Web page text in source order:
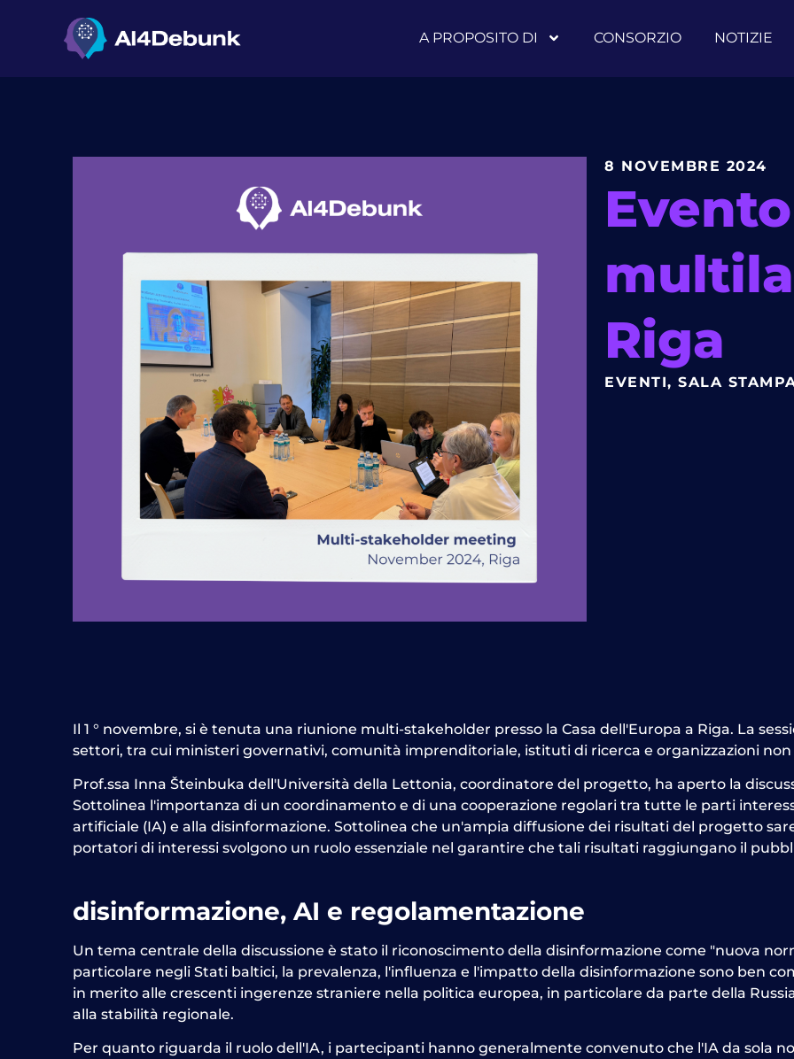
A PROPOSITO DI CONSORZIO NOTIZIE
8 NOVEMBRE 2024
Evento
Riga
EVENTI, SALA
Il 1 ° novembre, si è tenuta una riunione multi-stakeholder presso la Casa dell'Europa a Riga. La
settori, tra cui ministeri governativi, comunità imprenditoriale, istituti di ricerca e organizzazioni
Prof.ssa Inna Šteinbuka dell'Università della Lettonia, coordinatore del progetto, ha aperto la
Sottolinea l'importanza di un coordinamento e di una cooperazione regolari tra tutte le parti
artificiale (IA) e alla disinformazione. Sottolinea che un'ampia diffusione dei risultati del progetto
portatori di interessi svolgono un ruolo essenziale nel garantire che tali risultati raggiungano il
disinformazione, AI e regolamentazione
Un tema centrale della discussione è stato il riconoscimento della disinformazione come "nuova
particolare negli Stati baltici, la prevalenza, l'influenza e l'impatto della disinformazione sono ben
in merito alle crescenti ingerenze straniere nella politica europea, in particolare da parte della
alla stabilità regionale.
Per quanto riguarda il ruolo dell'IA, i partecipanti hanno generalmente convenuto che l'IA da sola